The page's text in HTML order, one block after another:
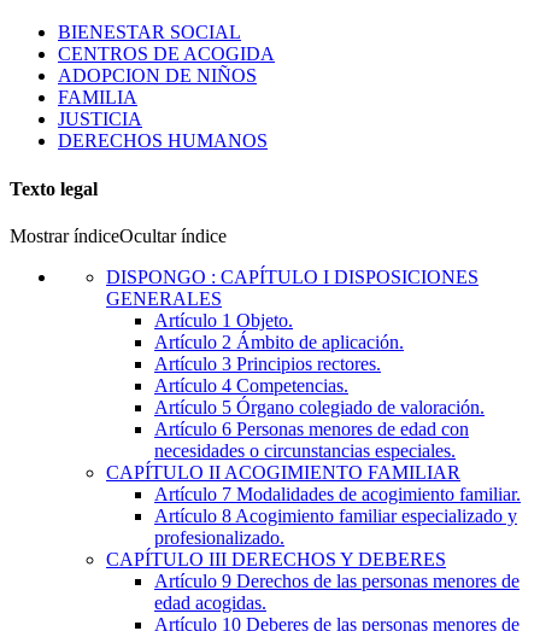
BIENESTAR SOCIAL
CENTROS DE ACOGIDA
ADOPCION DE NIÑOS
FAMILIA
JUSTICIA
DERECHOS HUMANOS
Texto legal
Mostrar índiceOcultar índice
DISPONGO : CAPÍTULO I DISPOSICIONES
GENERALES
Artículo 1 Objeto.
Artículo 2 Ámbito de aplicación.
Artículo 3 Principios rectores.
Artículo 4 Competencias.
Artículo 5 Órgano colegiado de valoración.
Artículo 6 Personas menores de edad con
necesidades o circunstancias especiales.
CAPÍTULO II ACOGIMIENTO FAMILIAR
Artículo 7 Modalidades de acogimiento familiar.
Artículo 8 Acogimiento familiar especializado y
profesionalizado.
CAPÍTULO III DERECHOS Y DEBERES
Artículo 9 Derechos de las personas menores de
edad acogidas.
Artículo 10 Deberes de las personas menores de